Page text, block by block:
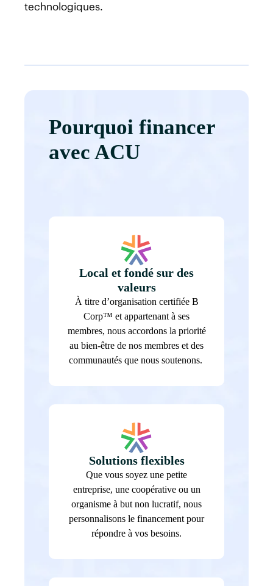
technologiques.
Pourquoi financer
avec ACU
Local et fondé sur des
valeurs
À titre d’organisation certifiée B
Corp™ et appartenant à ses
membres, nous accordons la priorité
au bien-être de nos membres et des
communautés que nous soutenons.
Solutions flexibles
Que vous soyez une petite
entreprise, une coopérative ou un
organisme à but non lucratif, nous
personnalisons le financement pour
répondre à vos besoins.